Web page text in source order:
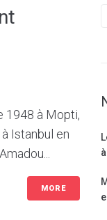
1948 à Mopti,
Istanbul en
MORE